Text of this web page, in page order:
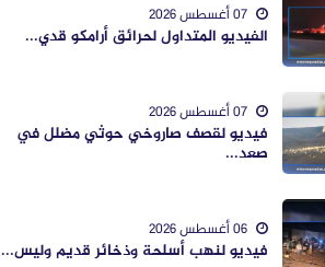
الفيديو المتداول لحرائق أرامكو قدي...
فيديو لقصف صاروخي حوثي مضلل في
صعد...
فيديو لنهب أسلحة وذخائر قديم وليس...